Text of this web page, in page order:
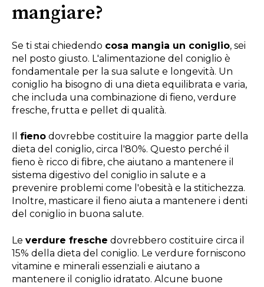
mangiare?
Se ti stai chiedendo cosa mangia un coniglio, sei
nel posto giusto. L'alimentazione del coniglio è
fondamentale per la sua salute e longevità. Un
coniglio ha bisogno di una dieta equilibrata e varia,
che includa una combinazione di fieno, verdure
fresche, frutta e pellet di qualità.
fieno dovrebbe costituire la maggior parte della
dieta del coniglio, circa l'80%. Questo perché il
fieno è ricco di fibre, che aiutano a mantenere il
sistema digestivo del coniglio in salute e a
prevenire problemi come l'obesità e la stitichezza.
Inoltre, masticare il fieno aiuta a mantenere i denti
del coniglio in buona salute.
Le verdure fresche dovrebbero costituire circa il
15% della dieta del coniglio. Le verdure forniscono
vitamine e minerali essenziali e aiutano a
mantenere il coniglio idratato. Alcune buone